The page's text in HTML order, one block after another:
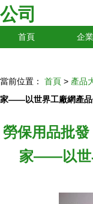
公司
首頁 企
當前位置： 首頁 > 產品
家——以世界工廠網產品
勞保用品批
家——以世